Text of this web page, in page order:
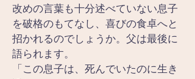
改めの言葉も十分述べていない息子
を破格のもてなし、喜びの食卓へと
招かれるのでしょうか。父は最後に
語られます。
「この息子は、死んでいたのに生き